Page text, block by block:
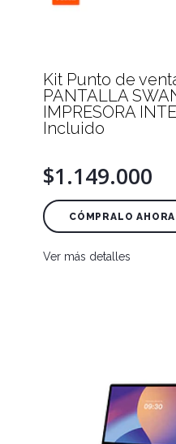
Kit Punto de
PANTALLA
IMPRESORA
Incluido
$1.149.000
CÓMPRALO AHORA
Ver más detalles